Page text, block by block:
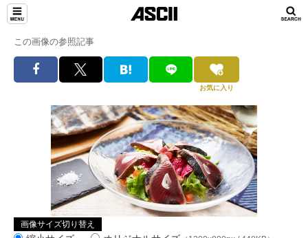
この画像の参照記事
お気に入り
画像サイズ切り替え